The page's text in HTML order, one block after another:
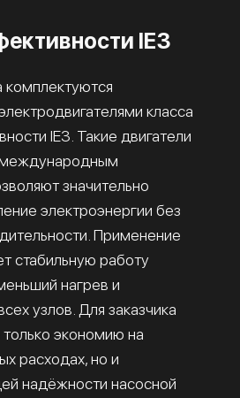
IE3
класса
IE3. Такие двигатели
значительно
электроэнергии без
Применение
стабильную работу
нагрев и
узлов. Для заказчика
только экономию на
расходах, но и
надёжности насосной